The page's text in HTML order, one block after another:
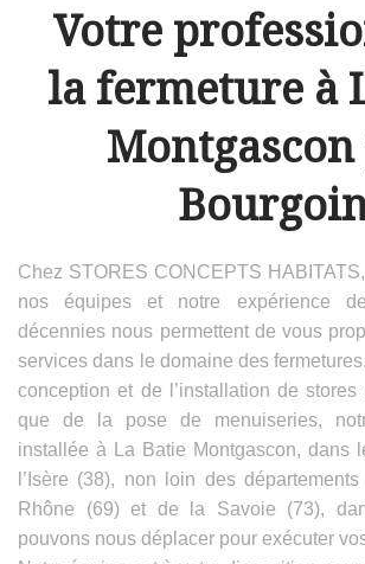
Votre
la fermeture à
Chez STORES CONCEPTS
nos équipes et notre expérience
décennies nous permettent de vous
services dans le domaine des
conception et de l’installation de
que de la pose de menuiseries,
installée à La Batie Montgascon, dans
l’Isère (38), non loin des
Rhône (69) et de la Savoie (73),
pouvons nous déplacer pour exécuter